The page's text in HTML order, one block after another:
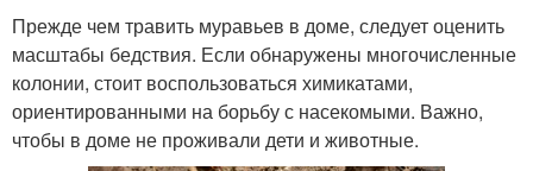
Прежде чем травить муравьев в доме, следует оценить
масштабы бедствия. Если обнаружены многочисленные
колонии, стоит воспользоваться химикатами,
ориентированными на борьбу с насекомыми. Важно,
чтобы в доме не проживали дети и животные.